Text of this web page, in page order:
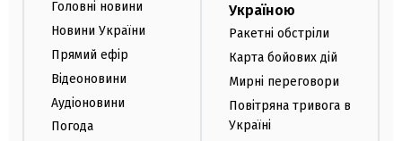
Головні новини
Новини України
Прямий ефір
Відеоновини
Аудіоновини
Погода
Україною
Ракетні обстріли
Карта бойових дій
Мирні переговори
Повітряна тривога в
Україні